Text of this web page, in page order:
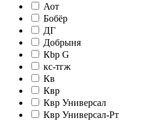
Аот
Бобёр
ДГ
Добрыня
Кbр G
кc-тгж
Кв
Квр
Квр Универсал
Квр Универсал-Рт